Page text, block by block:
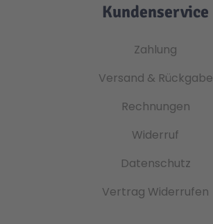
Kundenservice
Zahlung
Versand & Rückgabe
Rechnungen
Widerruf
Datenschutz
Vertrag Widerrufen